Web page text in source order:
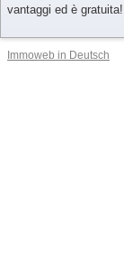
vantaggi ed è gratuita!
Immoweb in Deutsch